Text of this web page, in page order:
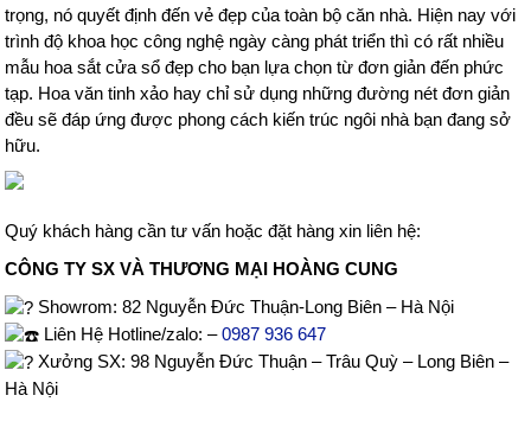
trọng, nó quyết định đến vẻ đẹp của toàn bộ căn nhà. Hiện nay với
trình độ khoa học công nghệ ngày càng phát triển thì có rất nhiều
mẫu hoa sắt cửa sổ đẹp cho bạn lựa chọn từ đơn giản đến phức
tạp. Hoa văn tinh xảo hay chỉ sử dụng những đường nét đơn giản
đều sẽ đáp ứng được phong cách kiến trúc ngôi nhà bạn đang sở
hữu.
Quý khách hàng cần tư vấn hoặc đặt hàng xin liên hệ:
CÔNG TY SX VÀ THƯƠNG MẠI HOÀNG CUNG
Showrom: 82 Nguyễn Đức Thuận-Long Biên – Hà Nội
Liên Hệ Hotline/zalo: –0987 936 647
Xưởng SX: 98 Nguyễn Đức Thuận – Trâu Quỳ – Long Biên –
Hà Nội